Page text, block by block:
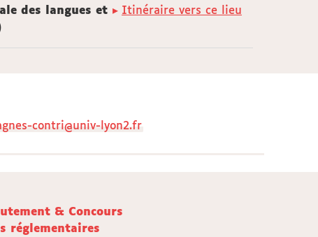
Itinéraire vers ce lieu
des langues et
contri@univ-lyon2.fr
& Concours
réglementaires